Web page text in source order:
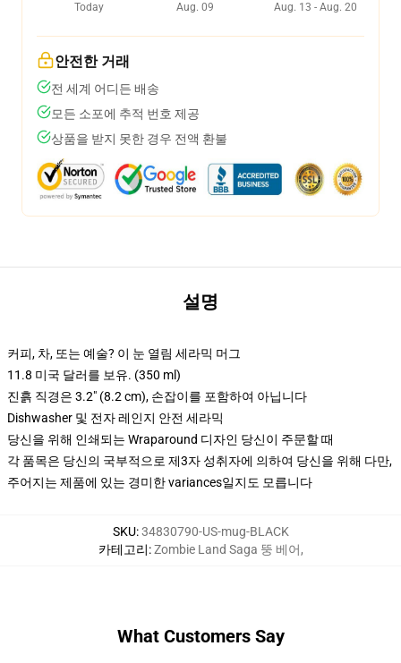
Today
Aug. 09
Aug. 13 - Aug. 20
안전한 거래
전 세계 어디든 배송
모든 소포에 추적 번호 제공
상품을 받지 못한 경우 전액 환불
설명
커피, 차, 또는 예술? 이 눈 열림 세라믹 머그
11.8 미국 달러를 보유. (350 ml)
진흙 직경은 3.2" (8.2 cm), 손잡이를 포함하여 아닙니다
Dishwasher 및 전자 레인지 안전 세라믹
당신을 위해 인쇄되는 Wraparound 디자인 당신이 주문할 때
각 품목은 당신의 국부적으로 제3자 성취자에 의하여 당신을 위해 다만,
주어지는 제품에 있는 경미한 variances일지도 모릅니다
SKU:34830790-US-mug-BLACK
카테고리:Zombie Land Saga 뚱 베어,
What Customers Say